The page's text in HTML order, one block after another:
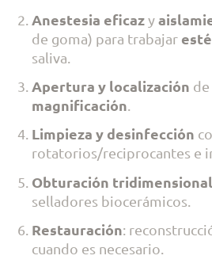
Anestesia eficazy
de goma) para trabajar
saliva.
Apertura y localización
magnificación
Limpieza y desinfección
rotatorios/reciprocantes e
Obturación tridimensional
selladores biocerámicos.
Restauración:
cuando es necesario.